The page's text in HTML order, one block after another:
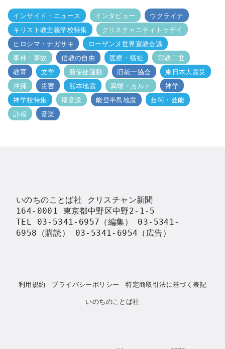
インサイド・ニュース インタビュー
ウクライナ
キリスト教主義学校特集
クリスチャニティトゥデイ
ヒロシマ・ナガサキ
ローザンヌ世界宣教会議
事件・事故
信教の自由 医療・福祉
宗教二世
教育
文学 新使徒運動 旧統一協会
東日本大震災
沖縄
災害 熊本地震 異端・カルト
神学
神学校特集
福音派 能登半島地震
芸術・芸能
訃報
音楽
いのちのことば社 クリスチャン新聞
164-0001 東京都中野区中野2-1-5
TEL 03-5341-6957（編集） 03-5341-
6958（購読） 03-5341-6954（広告）
利用規約 プライバシーポリシー
特定商取引法に基づく表記
いのちのことば社